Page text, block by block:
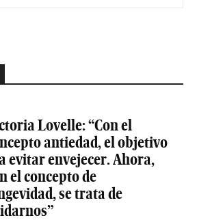
Lovelle: “Con el
antiedad, el objetivo
evitar envejecer. Ahora,
el concepto de
se trata de